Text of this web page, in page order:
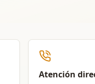
Atención